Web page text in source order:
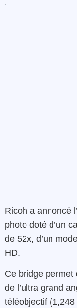
Ricoh a annoncé
photo doté d’un
de 52x, d’un
HD.
Ce bridge permet
de l’ultra grand
téléobjectif (1,248